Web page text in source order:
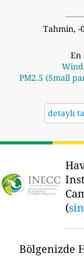
Tahmin, -
En
Wind
PM2.5 (Small
detaylı
(
Bölgenizde